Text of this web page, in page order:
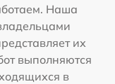
Наша
их
выполняются
в